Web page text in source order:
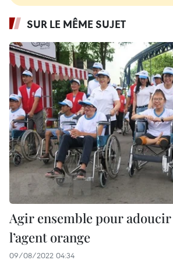
SUR LE MÊME SUJET
Agir ensemble pour
l’agent orange
09/08/2022 04:34